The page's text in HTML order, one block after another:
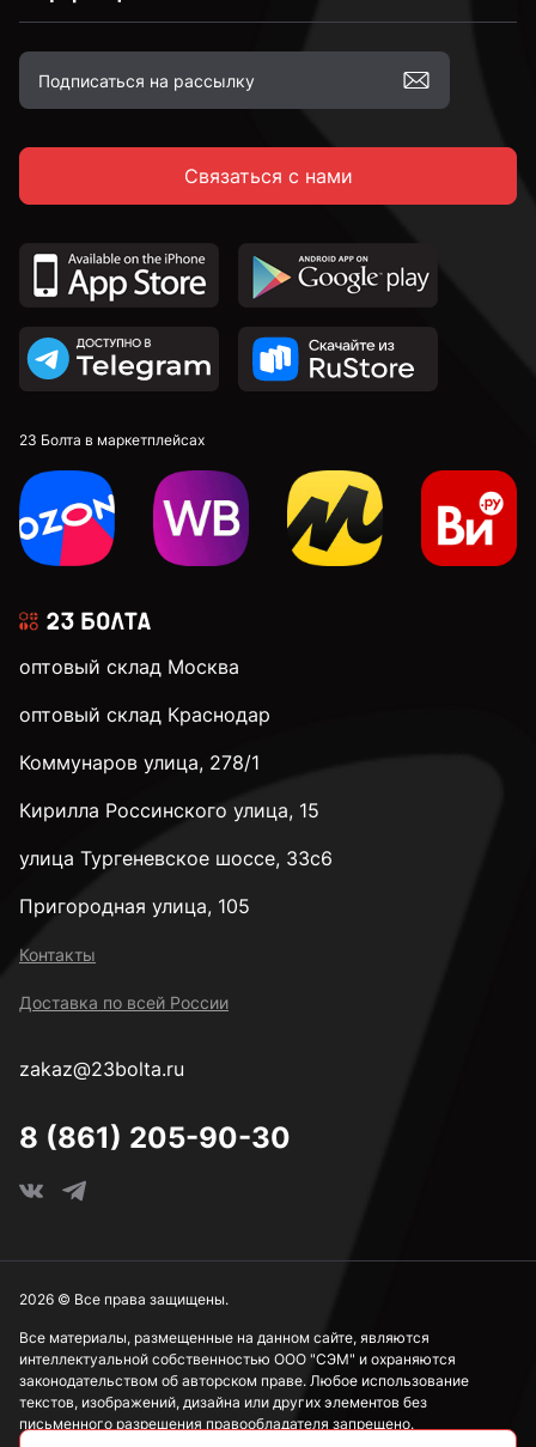
Связаться с нами
23 Болта в маркетплейсах
оптовый склад Москва
оптовый склад Краснодар
Коммунаров улица, 278/1
Кирилла Россинского улица, 15
улица Тургеневское шоссе, 33с6
Пригородная улица, 105
Контакты
Доставка по всей России
zakaz@23bolta.ru
8 (861) 205-90-30
Все материалы, размещенные на данном сайте, являются
интеллектуальной собственностью ООО "СЭМ" и охраняются
законодательством об авторском праве. Любое использование
текстов, изображений, дизайна или других элементов без
письменного разрешения правообладателя запрещено.
2026 © Все права защищены.